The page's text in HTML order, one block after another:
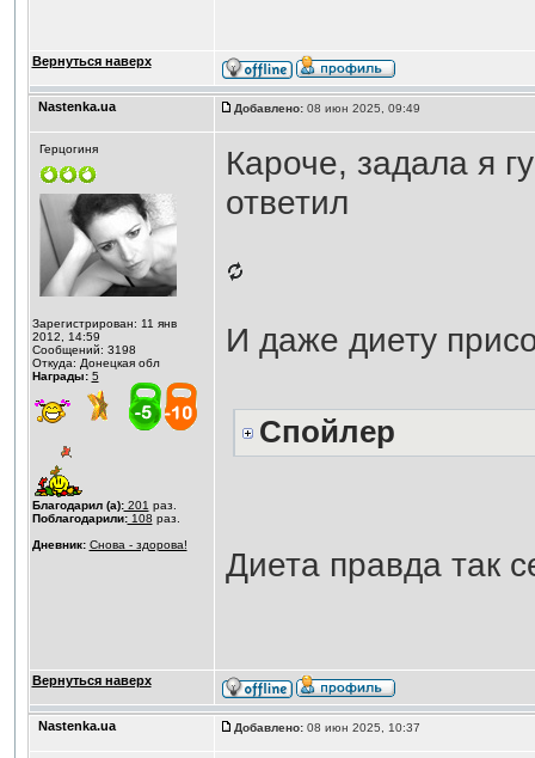
Вернуться наверх
Nastenka.ua Добавлено:08 июн 2025, 09:49
Герцогиня
Зарегистрирован: 11 янв
2012, 14:59
Сообщений: 3198
Откуда: Донецкая обл
Награды: 5
Благодарил (а):201 раз.
Поблагодарили:108 раз.
Дневник: Снова - здорова!
Кароче, задала я
ответил
И даже диету
Спойлер
Диета правда так
Вернуться наверх
Nastenka.ua Добавлено:08 июн 2025, 10:37